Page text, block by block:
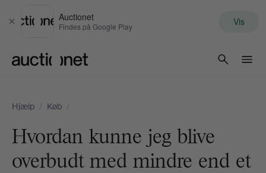
Luk
Auctionet
Findes på Google Play Vis
Hjælp / Køb /
Hvordan kunne jeg blive
overbudt med mindre end et